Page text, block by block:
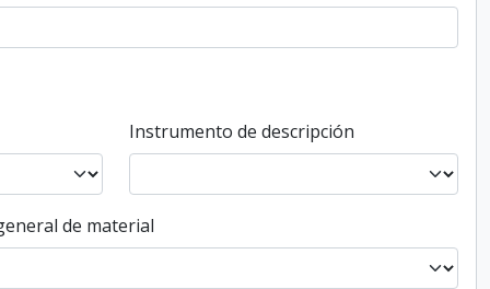
Instrumento de descripción
de material